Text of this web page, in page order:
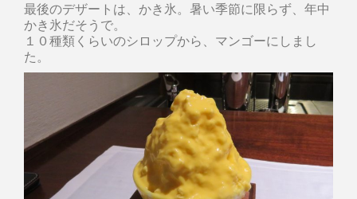
最後のデザートは、かき氷。暑い季節に限らず、年中
かき氷だそうで。
１０種類くらいのシロップから、マンゴーにしまし
た。